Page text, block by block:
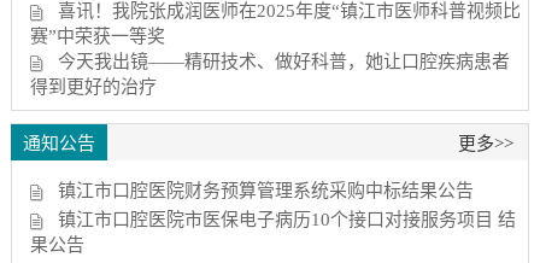
喜讯！我院张成润医师在2025年度“镇江市医师科普视频比
赛”中荣获一等奖
今天我出镜——精研技术、做好科普，她让口腔疾病患者
得到更好的治疗
通知公告 更多>>
镇江市口腔医院财务预算管理系统采购中标结果公告
镇江市口腔医院市医保电子病历10个接口对接服务项目 结
果公告